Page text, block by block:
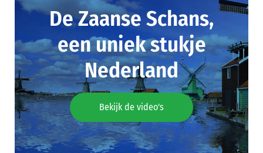
De Zaanse Schans,
een uniek stukje
Nederland
Bekijk de video's